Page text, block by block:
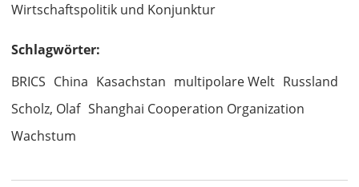
Wirtschaftspolitik und Konjunktur
Schlagwörter:
BRICS China Kasachstan multipolare Welt Russland
Scholz, Olaf Shanghai Cooperation Organization
Wachstum